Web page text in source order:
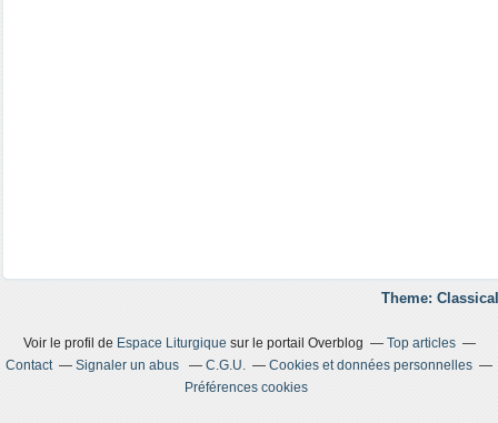
Theme:
Voir le profil de Espace Liturgiquesur le portail Overblog
Top articles
Contact
Signaler un abus C.G.U.
Cookies et données personnelles
Préférences cookies